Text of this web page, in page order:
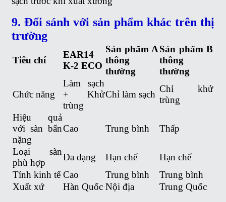
9. Đối sánh với sản phẩm khác trên thị
trường
Tiêu chí
EAR14
K-2 ECO
Sản phẩm A
thông
thường
Sản phẩm B
thông
thường
Chức năng
Làm sạch
+ Khử
trùng
Chỉ làm sạch
Chỉ khử
trùng
Hiệu quả
với sàn bẩn
nặng
Cao Trung bình Thấp
Loại sàn
phù hợp
Đa dạng Hạn chế
Hạn chế
Tính kinh tế Cao Trung bình
Trung bình
Xuất xứ
Hàn Quốc Nội địa Trung Quốc